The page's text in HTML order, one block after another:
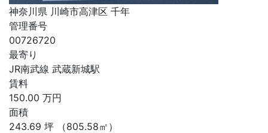
神奈川県 川崎市高津区 千年
管理番号
00726720
最寄り
JR南武線 武蔵新城駅
賃料
150.00 万円
面積
243.69 坪 （805.58㎡）